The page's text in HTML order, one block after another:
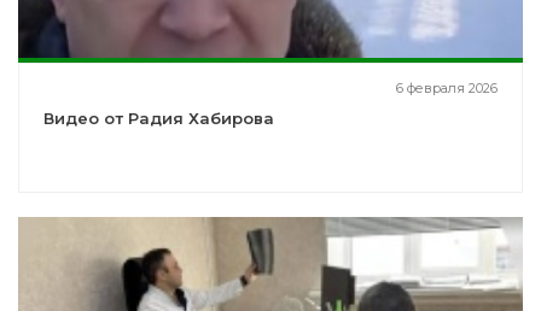
6 февраля 2026
Видео от Радия Хабирова